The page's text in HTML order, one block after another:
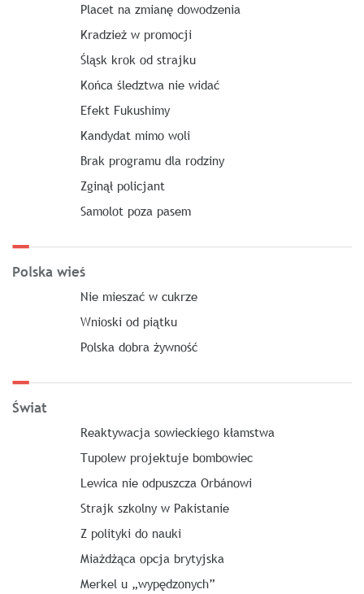
Placet na zmianę dowodzenia
Kradzież w promocji
Śląsk krok od strajku
Końca śledztwa nie widać
Efekt Fukushimy
Kandydat mimo woli
Brak programu dla rodziny
Zginął policjant
Samolot poza pasem
Polska wieś
Nie mieszać w cukrze
Wnioski od piątku
Polska dobra żywność
Świat
Reaktywacja sowieckiego kłamstwa
Tupolew projektuje bombowiec
Lewica nie odpuszcza Orbánowi
Strajk szkolny w Pakistanie
Z polityki do nauki
Miażdżąca opcja brytyjska
Merkel u „wypędzonych”